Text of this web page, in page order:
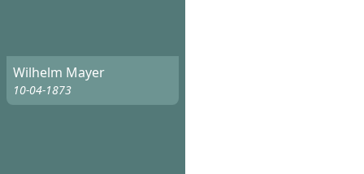
Wilhelm Mayer
10-04-1873